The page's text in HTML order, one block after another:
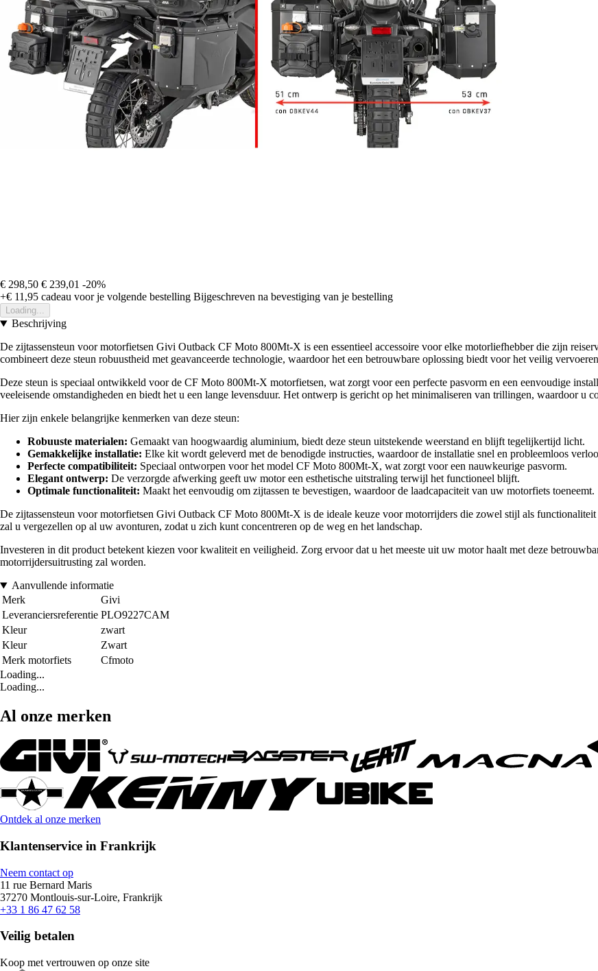
€ 298,50 € 239,01 -20%
+€ 11,95 cadeau voor je volgende bestelling Bijgeschreven na bevestiging van je bestelling
Loading...
Beschrijving
De zijtassensteun voor motorfietsen Givi Outback CF Moto 800Mt-X is een essentieel accessoire voor elke motorliefhebber die zijn
combineert deze steun robuustheid met geavanceerde technologie, waardoor het een betrouwbare oplossing biedt voor het veilig
Deze steun is speciaal ontwikkeld voor de CF Moto 800Mt-X motorfietsen, wat zorgt voor een perfecte pasvorm en een eenvoudige
veeleisende omstandigheden en biedt het u een lange levensduur. Het ontwerp is gericht op het minimaliseren van trillingen, waardoor
Hier zijn enkele belangrijke kenmerken van deze steun:
Robuuste materialen: Gemaakt van hoogwaardig aluminium, biedt deze steun uitstekende weerstand en blijft tegelijkertijd licht.
Gemakkelijke installatie: Elke kit wordt geleverd met de benodigde instructies, waardoor de installatie snel en probleemloos
Perfecte compatibiliteit: Speciaal ontworpen voor het model CF Moto 800Mt-X, wat zorgt voor een nauwkeurige pasvorm.
Elegant ontwerp: De verzorgde afwerking geeft uw motor een esthetische uitstraling terwijl het functioneel blijft.
Optimale functionaliteit: Maakt het eenvoudig om zijtassen te bevestigen, waardoor de laadcapaciteit van uw motorfiets toeneemt.
De zijtassensteun voor motorfietsen Givi Outback CF Moto 800Mt-X is de ideale keuze voor motorrijders die zowel stijl als
zal u vergezellen op al uw avonturen, zodat u zich kunt concentreren op de weg en het landschap.
Investeren in dit product betekent kiezen voor kwaliteit en veiligheid. Zorg ervoor dat u het meeste uit uw motor haalt met deze
motorrijdersuitrusting zal worden.
Aanvullende informatie
Merk
Givi
Leveranciersreferentie PLO9227CAM
Kleur
zwart
Kleur
Zwart
Merk motorfiets
Cfmoto
Loading...
Loading...
Al onze merken
Ontdek al onze merken
Klantenservice in Frankrijk
Neem contact op
11 rue Bernard Maris
37270 Montlouis-sur-Loire, Frankrijk
+33 1 86 47 62 58
Veilig betalen
Koop met vertrouwen op onze site